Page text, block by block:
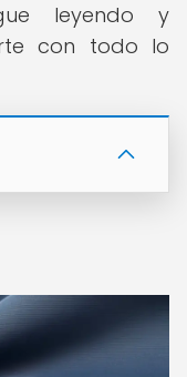
leyendo y
con todo lo